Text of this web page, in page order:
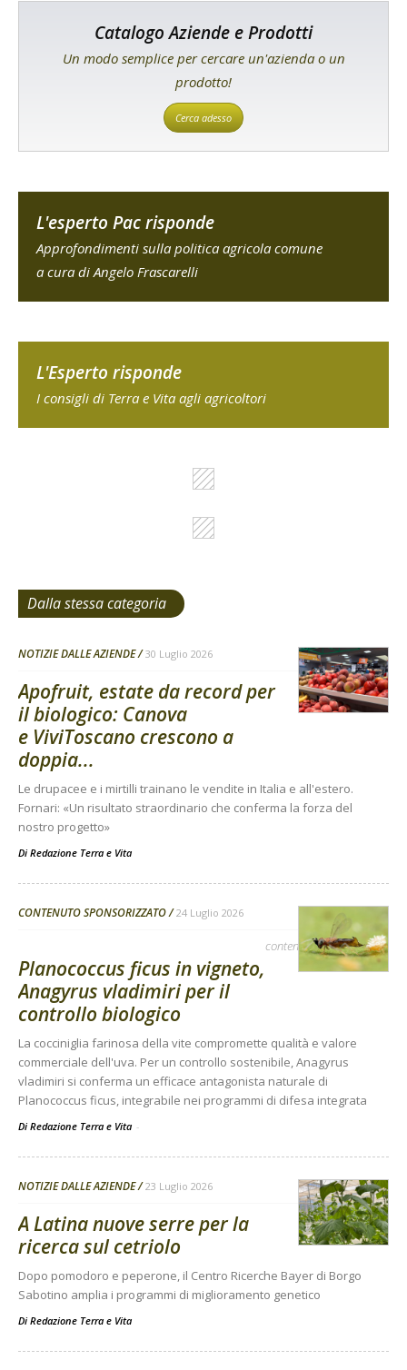
Catalogo Aziende e Prodotti
Un modo semplice per cercare un'azienda o un
prodotto!
Cerca adesso
L'esperto Pac risponde
Approfondimenti sulla politica agricola comune
a cura di Angelo Frascarelli
L'Esperto risponde
I consigli di Terra e Vita agli agricoltori
Dalla stessa categoria
NOTIZIE DALLE AZIENDE 30 Luglio 2026
Apofruit, estate da record per
il biologico: Canova
e ViviToscano crescono a
doppia...
Le drupacee e i mirtilli trainano le vendite in Italia e all'estero.
Fornari: «Un risultato straordinario che conferma la forza del
nostro progetto»
Di Redazione Terra e Vita
CONTENUTO SPONSORIZZATO 24 Luglio 2026
contenuto sponsorizzato
Planococcus ficus in vigneto,
Anagyrus vladimiri per il
controllo biologico
La cocciniglia farinosa della vite compromette qualità e valore
commerciale dell'uva. Per un controllo sostenibile, Anagyrus
vladimiri si conferma un efficace antagonista naturale di
Planococcus ficus, integrabile nei programmi di difesa integrata
Di Redazione Terra e Vita -
NOTIZIE DALLE AZIENDE 23 Luglio 2026
A Latina nuove serre per la
ricerca sul cetriolo
Dopo pomodoro e peperone, il Centro Ricerche Bayer di Borgo
Sabotino amplia i programmi di miglioramento genetico
Di Redazione Terra e Vita